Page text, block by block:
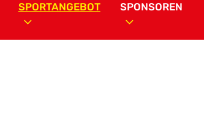
SPORTANGEBOT SPONSOREN